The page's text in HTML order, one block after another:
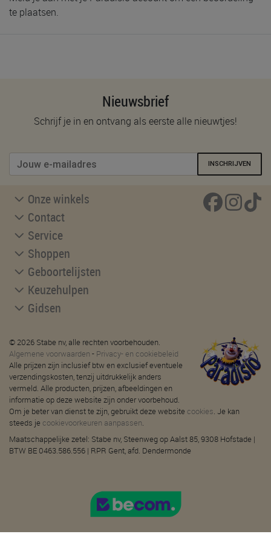
te plaatsen.
Nieuwsbrief
Schrijf je in en ontvang als eerste alle nieuwtjes!
INSCHRIJVEN
Onze winkels
Contact
Service
Shoppen
Geboortelijsten
Keuzehulpen
Gidsen
© 2026 Stabe nv, alle rechten voorbehouden.
Algemene voorwaarden - Privacy- en cookiebeleid
Alle prijzen zijn inclusief btw en exclusief eventuele
verzendingskosten, tenzij uitdrukkelijk anders
vermeld. Alle producten, prijzen, afbeeldingen en
informatie op deze website zijn onder voorbehoud.
Om je beter van dienst te zijn, gebruikt deze website cookies. Je kan
steeds je cookievoorkeuren aanpassen.
Maatschappelijke zetel: Stabe nv, Steenweg op Aalst 85, 9308 Hofstade |
BTW BE 0463.586.556 | RPR Gent, afd. Dendermonde